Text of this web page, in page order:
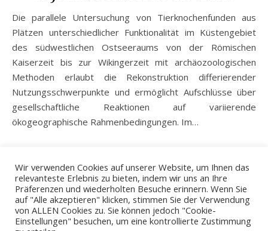
Die parallele Untersuchung von Tierknochenfunden aus
Plätzen unterschiedlicher Funktionalität im Küstengebiet
des südwestlichen Ostseeraums von der Römischen
Kaiserzeit bis zur Wikingerzeit mit archäozoologischen
Methoden erlaubt die Rekonstruktion differierender
Nutzungsschwerpunkte und ermöglicht Aufschlüsse über
gesellschaftliche Reaktionen auf variierende
ökogeographische Rahmenbedingungen. Im…
>>>
Wir verwenden Cookies auf unserer Website, um Ihnen das
relevanteste Erlebnis zu bieten, indem wir uns an Ihre
Präferenzen und wiederholten Besuche erinnern. Wenn Sie
auf "Alle akzeptieren" klicken, stimmen Sie der Verwendung
von ALLEN Cookies zu. Sie können jedoch "Cookie-
Einstellungen" besuchen, um eine kontrollierte Zustimmung